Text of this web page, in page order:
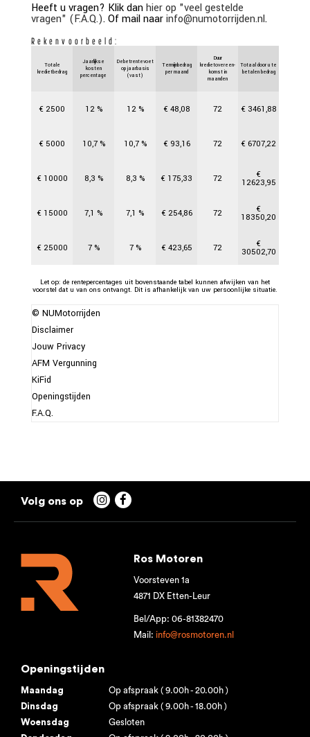
Heeft u vragen? Klik danhier op "veel gestelde
vragen" (F.A.Q.). Of mail naarinfo@numotorrijden.nl.
Rekenvoorbeeld:
Totale
kredietbedrag
Jaarlijkse
kosten
percentage
Debetrentevoet
op jaarbasis
(vast)
Termijnbedrag
per maand
Duur
kredietovereen-
komst in
maanden
Totaal door u te
betalen bedrag
€2500 12 % 12 % € 48,08 72 € 3461,88
€ 5000 10,7 % 10,7 % € 93,16 72 €6707,22
€ 10000 8,3 % 8,3 % € 175,33 72 €
12623,95
€ 15000 7,1 % 7,1 % € 254,86 72 €
18350,20
€ 25000 7 % 7 % € 423,65 72 €
30502,70
Let op: de rentepercentages uit bovenstaande tabel kunnen afwijken van het
voorstel dat u van ons ontvangt. Dit is afhankelijk van uw persoonlijke situatie.
© NUMotorrijden
Disclaimer
Jouw Privacy
AFM Vergunning
KiFid
Openingstijden
F.A.Q.
 
Ros Motoren
Voorsteven 1a
4871 DX Etten-Leur
Bel/App: 06-81382470
Mail: info@rosmotoren.nl
Openingstijden
Maandag
Op afspraak ( 9.00h - 20.00h )
Dinsdag
Op afspraak ( 9.00h - 18.00h )
Woensdag
Gesloten